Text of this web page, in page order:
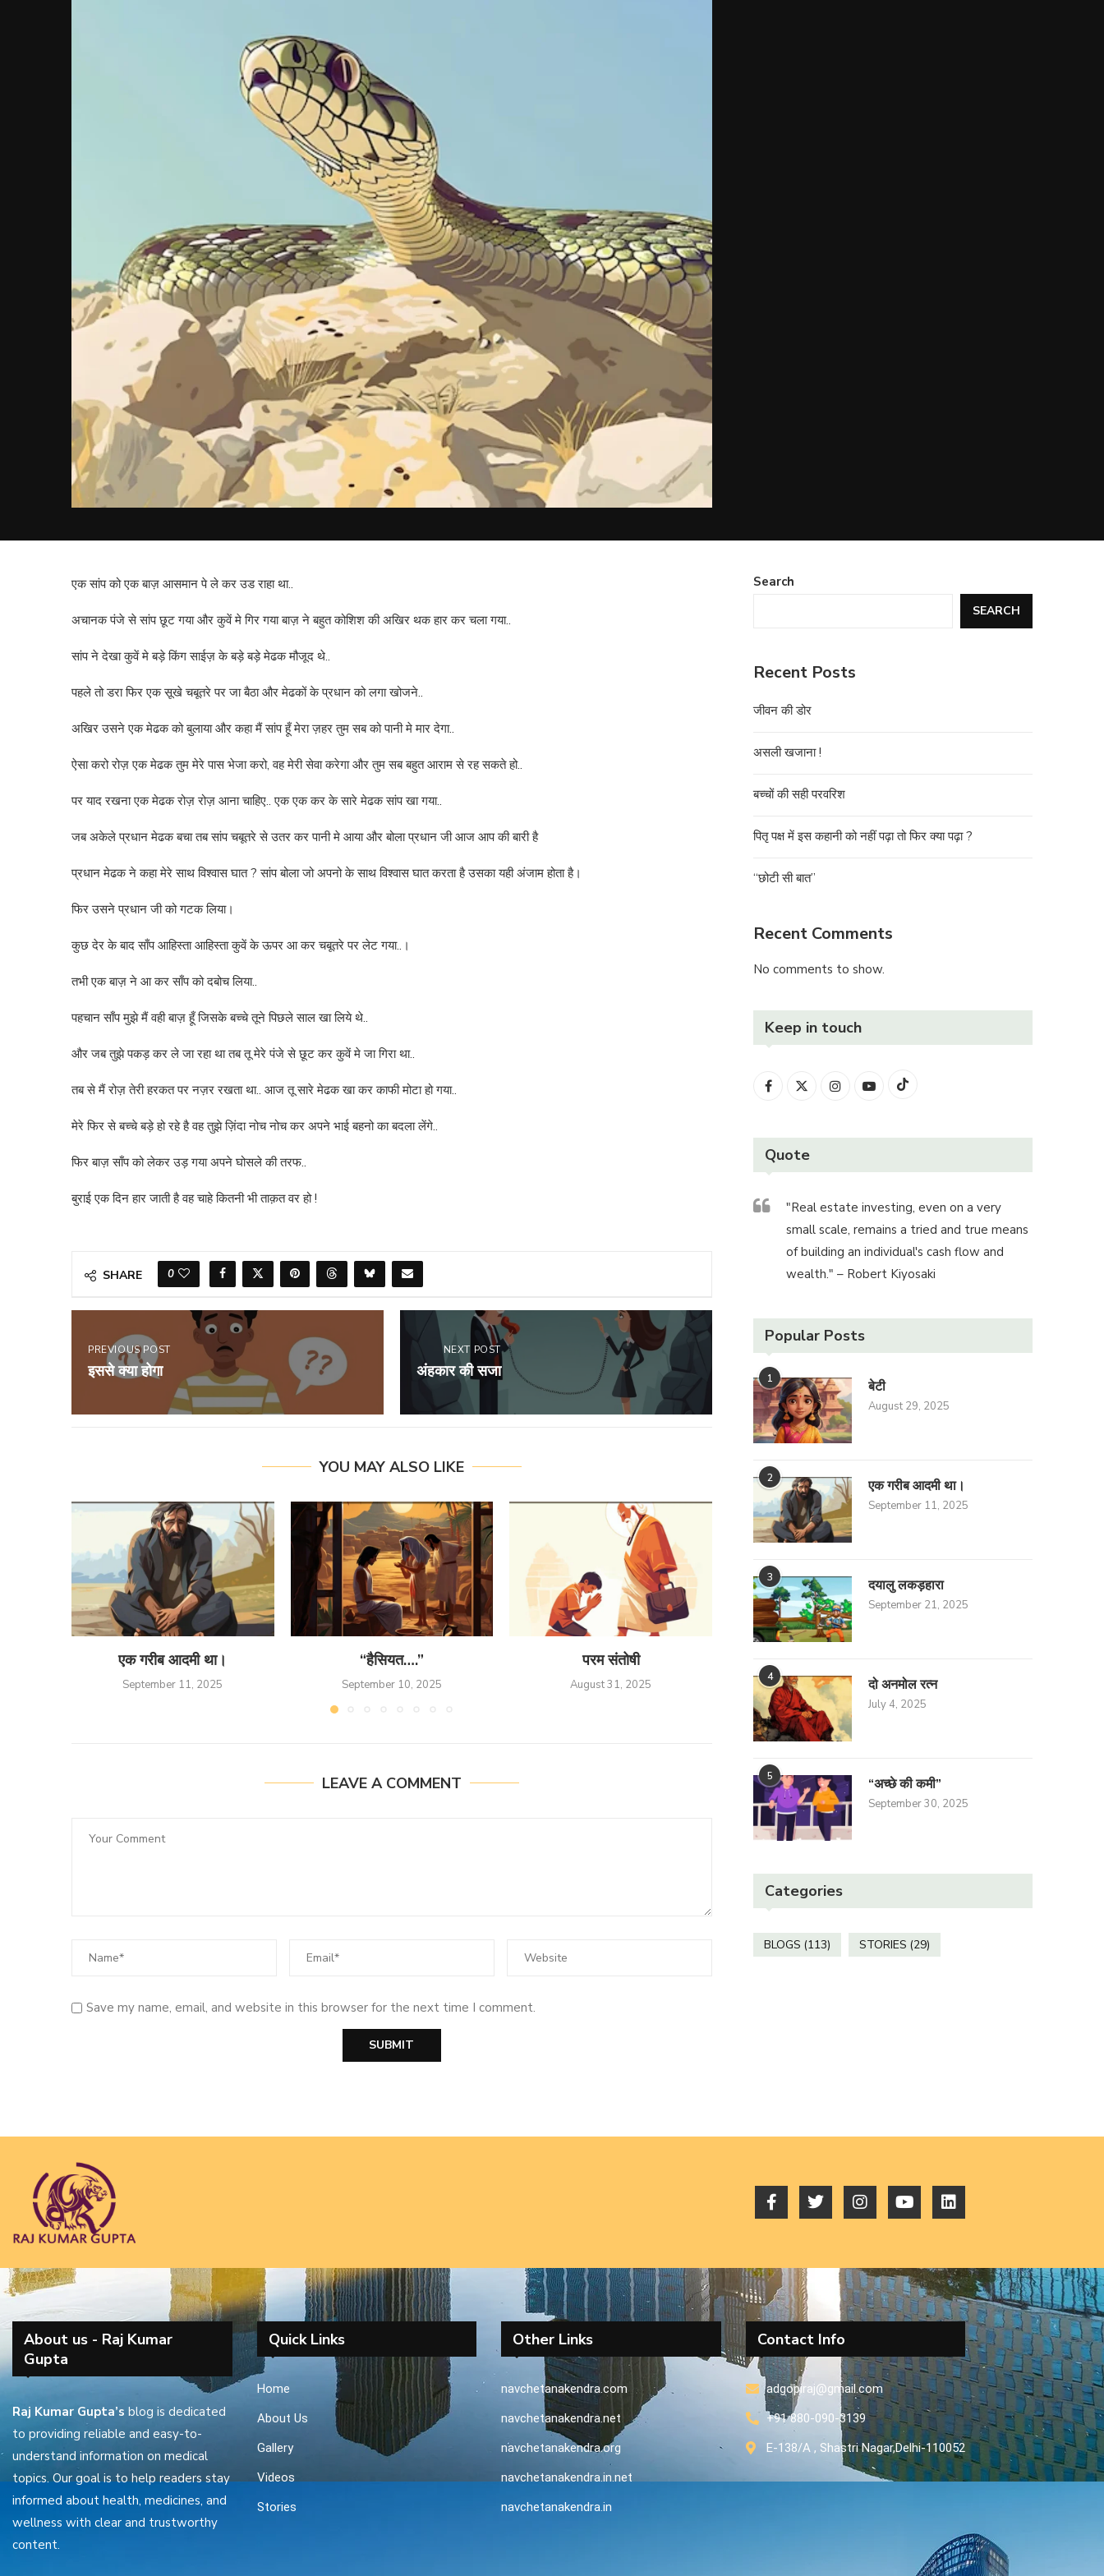
एक सांप को एक बाज़ आसमान पे ले कर उड राहा था..
अचानक पंजे से सांप छूट गया और कुवें मे गिर गया बाज़ ने बहुत कोशिश की अखिर थक हार कर चला गया..
सांप ने देखा कुवें मे बड़े किंग साईज़ के बड़े बड़े मेढक मौजूद थे..
पहले तो डरा फिर एक सूखे चबूतरे पर जा बैठा और मेढकों के प्रधान को लगा खोजने..
अखिर उसने एक मेढक को बुलाया और कहा मैं सांप हूँ मेरा ज़हर तुम सब को पानी मे मार देगा..
ऐसा करो रोज़ एक मेढक तुम मेरे पास भेजा करो, वह मेरी सेवा करेगा और तुम सब बहुत आराम से रह सकते हो..
पर याद रखना एक मेढक रोज़ रोज़ आना चाहिए.. एक एक कर के सारे मेढक सांप खा गया..
जब अकेले प्रधान मेढक बचा तब सांप चबूतरे से उतर कर पानी मे आया और बोला प्रधान जी आज आप की बारी है
प्रधान मेढक ने कहा मेरे साथ विश्वास घात ? सांप बोला जो अपनो के साथ विश्वास घात करता है उसका यही अंजाम होता है।
फिर उसने प्रधान जी को गटक लिया।
कुछ देर के बाद साँप आहिस्ता आहिस्ता कुवें के ऊपर आ कर चबूतरे पर लेट गया..।
तभी एक बाज़ ने आ कर साँप को दबोच लिया..
पहचान साँप मुझे मैं वही बाज़ हूँ जिसके बच्चे तूने पिछले साल खा लिये थे..
और जब तुझे पकड़ कर ले जा रहा था तब तू मेरे पंजे से छूट कर कुवें मे जा गिरा था..
तब से मैं रोज़ तेरी हरकत पर नज़र रखता था.. आज तू सारे मेढक खा कर काफी मोटा हो गया..
मेरे फिर से बच्चे बड़े हो रहे है वह तुझे ज़िंदा नोच नोच कर अपने भाई बहनो का बदला लेंगे..
फिर बाज़ साँप को लेकर उड़ गया अपने घोसले की तरफ..
बुराई एक दिन हार जाती है वह चाहे कितनी भी ताक़त वर हो !
SHARE 0
PREVIOUS POST
इससे क्या होगा
NEXT POST
अंहकार की सजा
YOU MAY ALSO LIKE
एक गरीब आदमी था।
September 11, 2025
“हैसियत….”
September 10, 2025
परम संतोषी
August 31, 2025
नेवला या मेंढक प्रवित्ती?
August 30, 2025
LEAVE A COMMENT
Save my name, email, and website in this browser for the next time I comment.
Search
SEARCH
Recent Posts
जीवन की डोर
असली खजाना !
बच्चों की सही परवरिश
पितृ पक्ष में इस कहानी को नहीं पढ़ा तो फिर क्या पढ़ा ?
“छोटी सी बात”
Recent Comments
No comments to show.
Keep in touch
Quote
"Real estate investing, even on a very
small scale, remains a tried and true means
of building an individual's cash flow and
wealth." – Robert Kiyosaki
Popular Posts
1 बेटी
August 29, 2025
2 एक गरीब आदमी था।
September 11, 2025
3 दयालु लकड़हारा
September 21, 2025
4 दो अनमोल रत्न
July 4, 2025
5 “अच्छे की कमी”
September 30, 2025
Categories
BLOGS (113) STORIES (29)
About us - Raj Kumar
Gupta
Raj Kumar Gupta’s blog is dedicated
to providing reliable and easy-to-
understand information on medical
topics. Our goal is to help readers stay
informed about health, medicines, and
wellness with clear and trustworthy
content.
Quick Links
Home
About Us
Gallery
Videos
Stories
Other Links
navchetanakendra.com
navchetanakendra.net
navchetanakendra.org
navchetanakendra.in.net
navchetanakendra.in
Contact Info
adgopiraj@gmail.com
+91 880-090-3139
E-138/A , Shastri Nagar,Delhi-110052